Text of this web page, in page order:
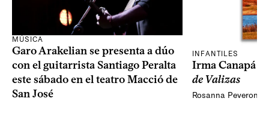
MÚSICA
Garo Arakelian se presenta a dúo
con el guitarrista Santiago Peralta
este sábado en el teatro Macció de
San José
INFANTILES
Irma Canapá
de Valizas
Rosanna Peveroni